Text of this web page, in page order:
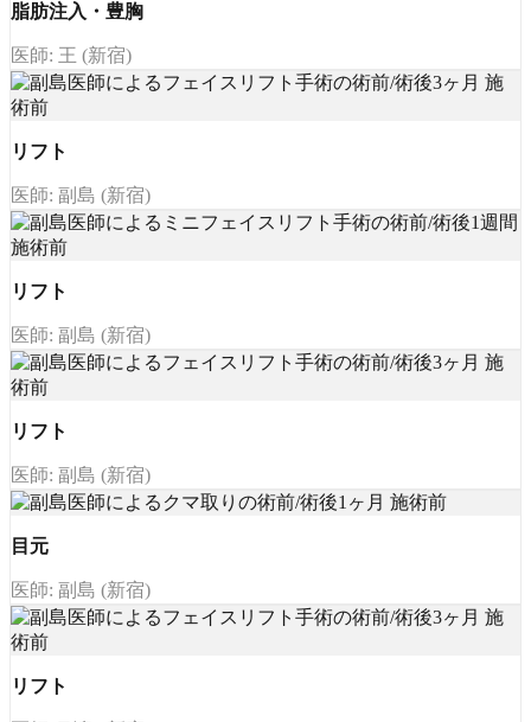
脂肪注入・豊胸
医師: 王 (新宿)
リフト
医師: 副島 (新宿)
リフト
医師: 副島 (新宿)
リフト
医師: 副島 (新宿)
目元
医師: 副島 (新宿)
リフト